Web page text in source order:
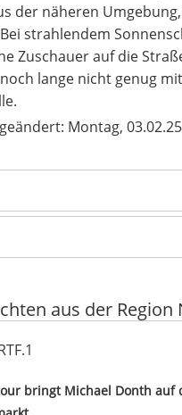
der näheren
strahlendem
Zuschauer auf die
lange nicht genug
Montag,
aus der Region
bringt Michael Donth
bringt Michael Donth auf